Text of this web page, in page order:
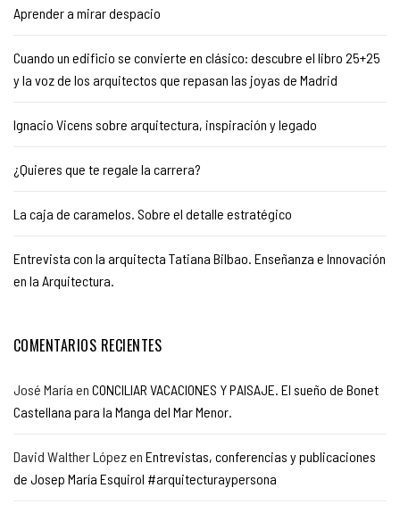
Aprender a mirar despacio
Cuando un edificio se convierte en clásico: descubre el libro 25+25
y la voz de los arquitectos que repasan las joyas de Madrid
Ignacio Vicens sobre arquitectura, inspiración y legado
¿Quieres que te regale la carrera?
La caja de caramelos. Sobre el detalle estratégico
Entrevista con la arquitecta Tatiana Bilbao. Enseñanza e Innovación
en la Arquitectura.
COMENTARIOS RECIENTES
José María en CONCILIAR VACACIONES Y PAISAJE. El sueño de Bonet
Castellana para la Manga del Mar Menor.
David Walther Lópezen Entrevistas, conferencias y publicaciones
de Josep María Esquirol #arquitecturaypersona